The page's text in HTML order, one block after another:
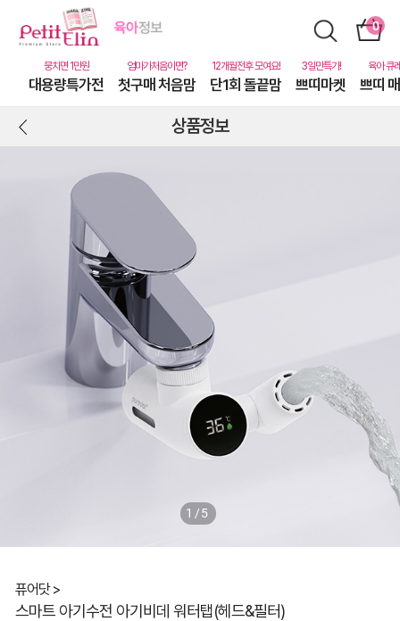
대용량특가전 첫구매 처음맘 단1회 돌끝맘 쁘띠마켓 쁘띠
상품정보
1/5
퓨어닷 >
스마트 아기수전 아기비데 워터탭(헤드&필터)